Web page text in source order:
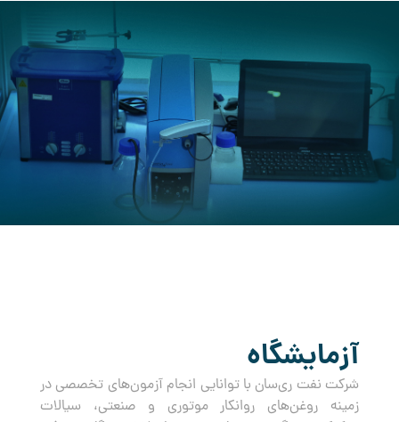
آزمایشگاه
شرکت نفت ری‌سان با توانایی انجام آزمون‌های تخصصی در
زمینه روغن‌های روانکار موتوری و صنعتی، سیالات